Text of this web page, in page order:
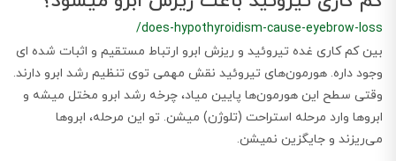
/does-hypothyroidism-cause-eyebrow-loss
بین کم کاری غده تیروئید و ریزش ابرو ارتباط مستقیم و اثبات شده ای
وجود داره. هورمون‌های تیروئید نقش مهمی توی تنظیم رشد ابرو دارند.
وقتی سطح این هورمون‌ها پایین میاد، چرخه رشد ابرو مختل میشه و
ابروها وارد مرحله استراحت (تلوژن) میشن. تو این مرحله، ابروها
می‌ریزند و جایگزین نمیشن.